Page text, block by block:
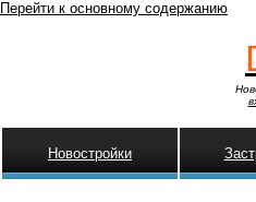
Перейти к основному содержанию
Новостройки